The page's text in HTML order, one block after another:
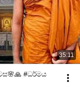
35:11